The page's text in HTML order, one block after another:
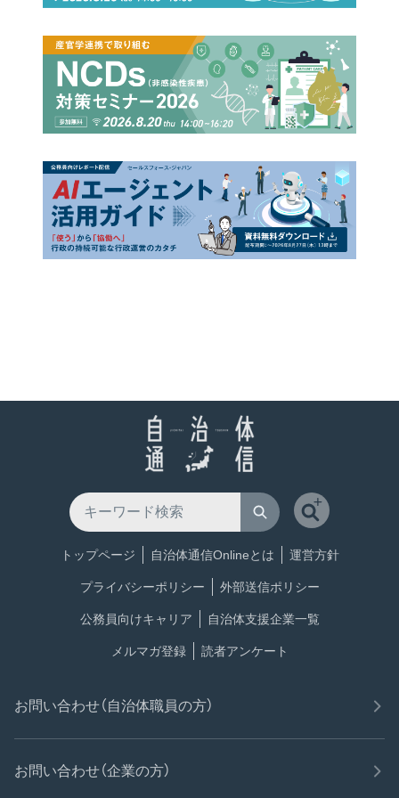
トップページ 自治体通信Onlineとは 運営方針
プライバシーポリシー 外部送信ポリシー
公務員向けキャリア 自治体支援企業一覧
メルマガ登録 読者アンケート
お問い合わせ（自治体職員の方）
お問い合わせ（企業の方）